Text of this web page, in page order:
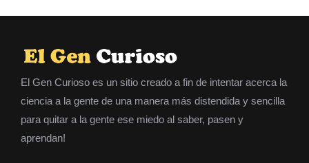
El Gen Curioso es un sitio creado a fin de intentar acerca la
ciencia a la gente de una manera más distendida y sencilla
para quitar a la gente ese miedo al saber, pasen y
aprendan!